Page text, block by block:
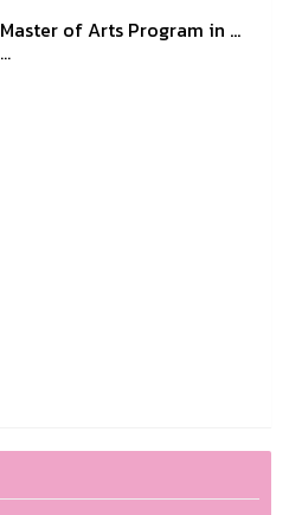
Master of Arts Program in ...
...